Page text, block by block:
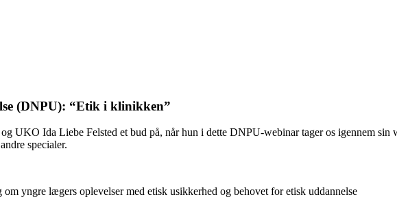
(DNPU): “Etik i klinikken”
UKO Ida Liebe Felsted et bud på, når hun i dette DNPU-webinar tager os igennem
specialer.
yngre lægers oplevelser med etisk usikkerhed og behovet for etisk uddannelse